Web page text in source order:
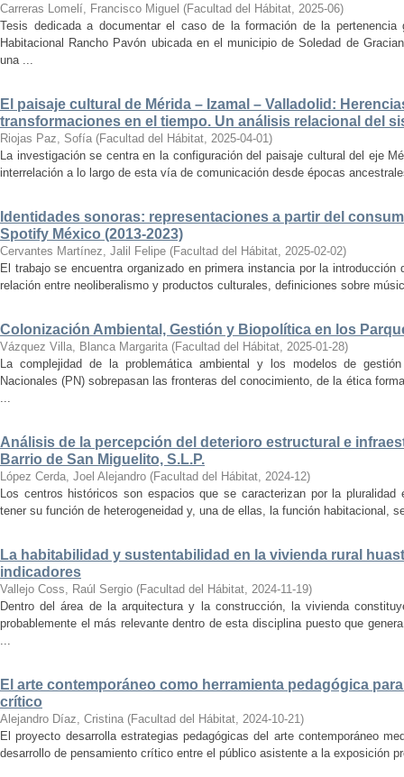
Carreras Lomelí, Francisco Miguel (Facultad del Hábitat, 2025-06)
Tesis dedicada a documentar el caso de la formación de la
Habitacional Rancho Pavón ubicada en el municipio de Soledad de
una ...
El paisaje cultural de Mérida – Izamal – Valladolid:
transformaciones en el tiempo. Un análisis relacional del
Riojas Paz, Sofía (Facultad del Hábitat, 2025-04-01)
La investigación se centra en la configuración del paisaje cultural del eje
interrelación a lo largo de esta vía de comunicación desde épocas
Identidades sonoras: representaciones a partir del
Spotify México (2013-2023)
Cervantes Martínez, Jalil Felipe (Facultad del Hábitat, 2025-02-02)
El trabajo se encuentra organizado en primera instancia por la
relación entre neoliberalismo y productos culturales, definiciones sobre
Colonización Ambiental, Gestión y Biopolítica en los
Vázquez Villa, Blanca Margarita (Facultad del Hábitat, 2025-01-28)
La complejidad de la problemática ambiental y los modelos de
Nacionales (PN) sobrepasan las fronteras del conocimiento, de la ética
...
Análisis de la percepción del deterioro estructural e
Barrio de San Miguelito, S.L.P.
López Cerda, Joel Alejandro (Facultad del Hábitat, 2024-12)
Los centros históricos son espacios que se caracterizan por la
tener su función de heterogeneidad y, una de ellas, la función habitacional,
La habitabilidad y sustentabilidad en la vivienda rural
indicadores
Vallejo Coss, Raúl Sergio (Facultad del Hábitat, 2024-11-19)
Dentro del área de la arquitectura y la construcción, la vivienda
probablemente el más relevante dentro de esta disciplina puesto que
...
El arte contemporáneo como herramienta pedagógica
crítico
Alejandro Díaz, Cristina (Facultad del Hábitat, 2024-10-21)
El proyecto desarrolla estrategias pedagógicas del arte contemporáneo
desarrollo de pensamiento crítico entre el público asistente a la exposición